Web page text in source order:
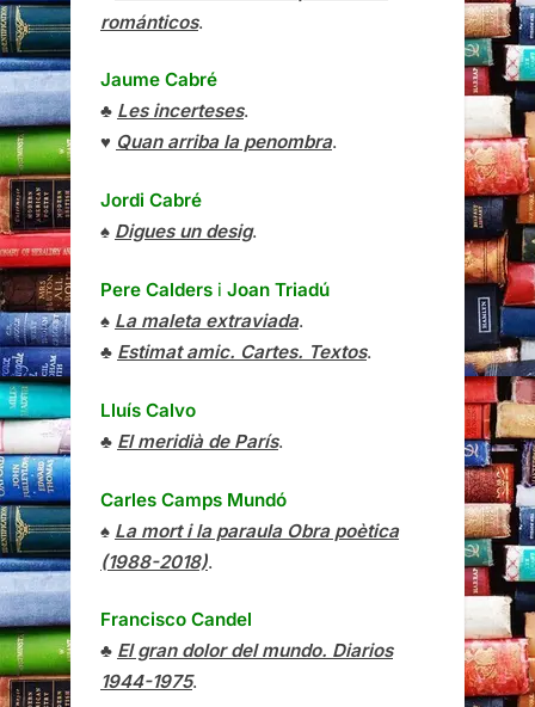
románticos.
Jaume Cabré
♣ Les incerteses.
♥ Quan arriba la penombra.
Jordi Cabré
♠ Digues un desig.
Pere Calders i Joan Triadú
♠ La maleta extraviada.
♣ Estimat amic. Cartes. Textos.
Lluís Calvo
♣ El meridià de París.
Carles Camps Mundó
♠ La mort i la paraula Obra poètica
(1988-2018).
Francisco Candel
♣ El gran dolor del mundo. Diarios
1944-1975.